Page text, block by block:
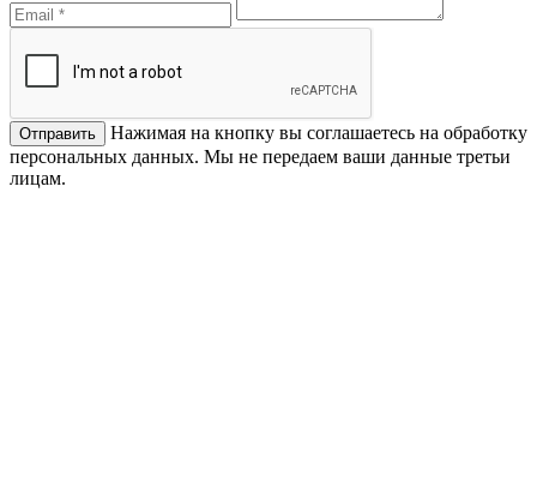
Нажимая на кнопку вы соглашаетесь на обработку
персональных данных. Мы не передаем ваши данные третьи
лицам.